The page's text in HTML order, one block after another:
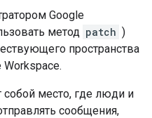
Google
метод patch )
пространства
собой место, где люди и
сообщения,